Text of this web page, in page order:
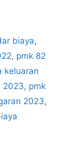
biaya,
, pmk 82
keluaran
2023, pmk
2023,